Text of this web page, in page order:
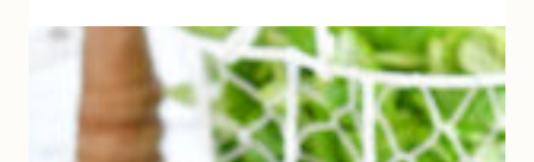
LA
BIÈRE
–
COMME
À